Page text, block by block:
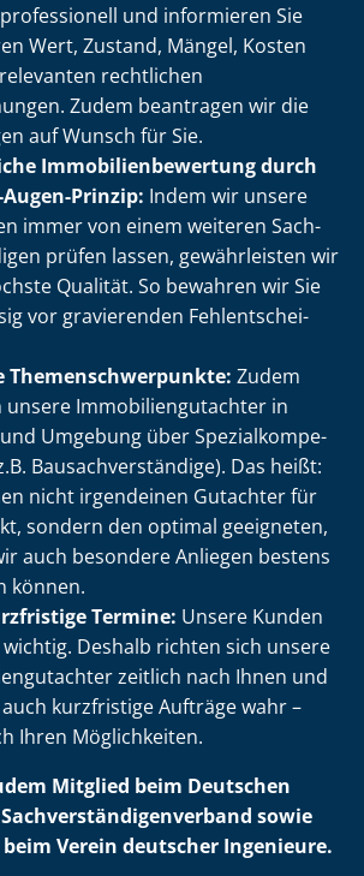
und informieren Sie
Wert, Zustand, Mängel, Kosten
rechtlichen
Zudem beantragen wir die
auf Wunsch für Sie.
Im­mo­bi­li­en­be­wer­tung durch
Prinzip: Indem wir unsere
immer von einem weiteren Sach­
prüfen lassen, gewährleisten wir
Qualität. So bewahren wir Sie
vor gravierenden Fehl­ent­schei­
The­men­schwer­punk­te: Zudem
unsere Im­mo­bi­li­en­gut­ach­ter in
Umgebung über Spe­zi­al­kom­pe­
Bau­sach­ver­stän­di­ge). Das heißt:
nicht irgendeinen Gutachter für
sondern den optimal geeigneten,
auch besondere Anliegen bestens
können.
Termine: Unsere Kunden
Deshalb richten sich unsere
zeitlich nach Ihnen und
kurzfristige Aufträge wahr –
Ihren Möglichkeiten.
Mitglied beim Deutschen
sowie
Verein deutscher Ingenieure.